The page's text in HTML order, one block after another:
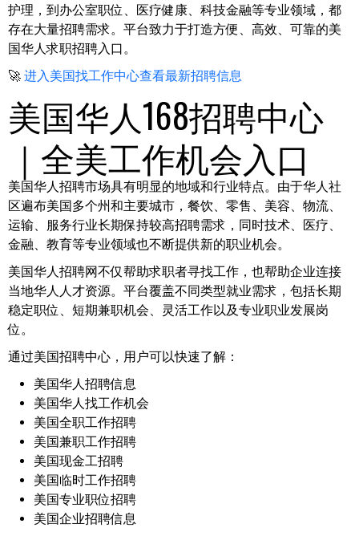
护理，到办公室职位、医疗健康、科技金融等专业领域，都
存在大量招聘需求。平台致力于打造方便、高效、可靠的美
国华人求职招聘入口。
🚀 进入美国找工作中心查看最新招聘信息
美国华人168招聘中心
｜全美工作机会入口
美国华人招聘市场具有明显的地域和行业特点。由于华人社
区遍布美国多个州和主要城市，餐饮、零售、美容、物流、
运输、服务行业长期保持较高招聘需求，同时技术、医疗、
金融、教育等专业领域也不断提供新的职业机会。
美国华人招聘网不仅帮助求职者寻找工作，也帮助企业连接
当地华人人才资源。平台覆盖不同类型就业需求，包括长期
稳定职位、短期兼职机会、灵活工作以及专业职业发展岗
位。
通过美国招聘中心，用户可以快速了解：
美国华人招聘信息
美国华人找工作机会
美国全职工作招聘
美国兼职工作招聘
美国现金工招聘
美国临时工作招聘
美国专业职位招聘
美国企业招聘信息